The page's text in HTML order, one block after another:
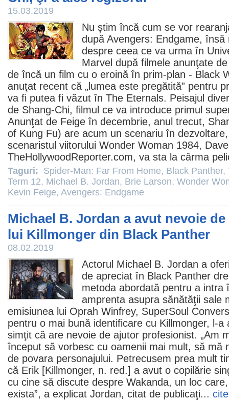
15.03.2019
Nu ştim încă cum se vor
după Avengers: Endgame, însă
despre ceea ce va urma în
Marvel după filmele anunţate
de încă un film cu o eroină în prim-plan - Black
anuţat recent că „lumea este pregătită” pentru
va fi putea fi văzut în The Eternals. Peisajul
de Shang-Chi, filmul ce va introduce primul
Anunţat de Feige în decembrie, anul trecut,
of Kung Fu) are acum un scenariu în
scenaristul viitorului Wonder Woman 1984,
TheHollywoodReporter.com, va sta la cârma
Taguri: Spider-Man: Far From Home, Black Panther,
Term 12, Michael B. Jordan, Brie Larson, Wonder
Kevin Feige, Avengers: Endgame
Michael B. Jordan a avut nevoie
lui Killmonger din Black Panther
08.02.2019
Actorul Michael B. Jordan a
de apreciat în Black Panther
metoda abordată pentru a intra
amprenta asupra sănătăţii sale
emisiunea lui Oprah Winfrey, SuperSoul
pentru o mai bună identificare cu Killmonger, l-
simţit că are nevoie de ajutor profesionist. „Am
început să vorbesc cu oamenii mai mult, să mă
de povara personajului. Petrecusem prea mult
că Erik [Killmonger, n. red.] a avut o copilărie
cu cine să discute despre Wakanda, un loc
exista”, a explicat Jordan, citat de publicaţi...